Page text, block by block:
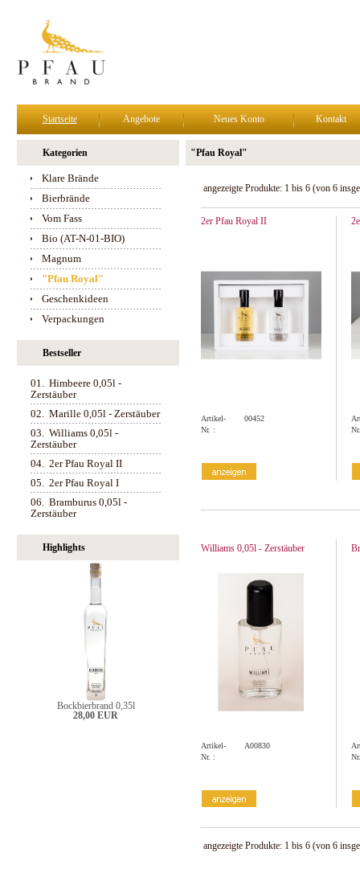
Startseite Angebote Neues Konto Kontakt
Kategorien
Klare Brände
Bierbrände
Vom Fass
Bio (AT-N-01-BIO)
Magnum
"Pfau Royal"
Geschenkideen
Verpackungen
Bestseller
01. Himbeere 0,05l -
Zerstäuber
02. Marille 0,05l - Zerstäuber
03. Williams 0,05l -
Zerstäuber
04. 2er Pfau Royal II
05. 2er Pfau Royal I
06. Bramburus 0,05l -
Zerstäuber
Highlights
Bockbierbrand 0,35l
28,00 EUR
"Pfau Royal"
angezeigte Produkte: 1 bis 6 (von 6
2er Pfau Royal II
Artikel-
Nr. :
00452
Williams 0,05l - Zerstäuber
Artikel-
Nr. :
A00830
angezeigte Produkte: 1 bis 6 (von 6